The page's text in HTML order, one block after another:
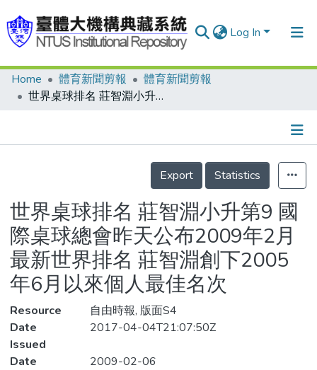
Log In
Communities & Collections
Statistics
Home 體育新聞剪報
體育新聞剪報
世界桌球排名 莊智淵小升第9 國際桌球總會昨天公布2009年2月最新世界排名 莊智淵創下2005年6月以來個人最佳名次
Details
Export
Statistics
世界桌球排名 莊智淵小升第9 國
際桌球總會昨天公布2009年2月
最新世界排名 莊智淵創下2005
年6月以來個人最佳名次
Resource
自由時報, 版面S4
Date
Issued
2017-04-04T21:07:50Z
Date
2009-02-06